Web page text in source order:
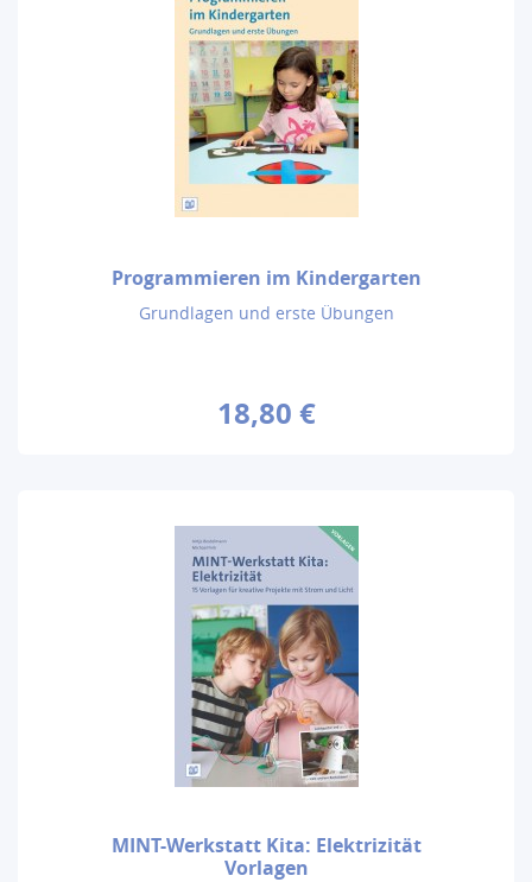
Programmieren im Kindergarten
Grundlagen und erste Übungen
18,80 €
MINT-Werkstatt Kita: Elektrizität
Vorlagen